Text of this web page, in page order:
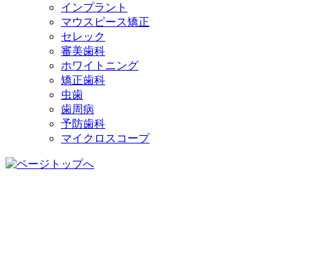
インプラント
マウスピース矯正
セレック
審美歯科
ホワイトニング
矯正歯科
虫歯
歯周病
予防歯科
マイクロスコープ